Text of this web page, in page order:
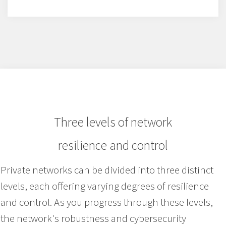
Three levels of network
resilience and control
Private networks can be divided into three distinct
levels, each offering varying degrees of resilience
and control. As you progress through these levels,
the network's robustness and cybersecurity